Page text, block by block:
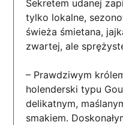
Sekretem udanej
tylko lokalne,
świeża śmietana,
zwartej, ale
– Prawdziwym
holenderski typu
delikatnym,
smakiem.